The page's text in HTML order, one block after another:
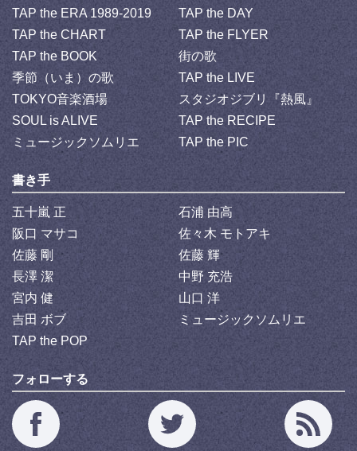
TAP the ERA 1989-2019
TAP the DAY
TAP the CHART
TAP the FLYER
TAP the BOOK
街の歌
季節（いま）の歌
TAP the LIVE
TOKYO音楽酒場
スタジオジブリ『熱風』
SOUL is ALIVE
TAP the RECIPE
ミュージックソムリエ
TAP the PIC
書き手
五十嵐 正
石浦 由高
阪口 マサコ
佐々木 モトアキ
佐藤 剛
佐藤 輝
長澤 潔
中野 充浩
宮内 健
山口 洋
吉田 ボブ
ミュージックソムリエ
TAP the POP
フォローする